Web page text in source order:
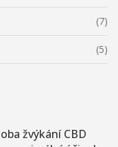
(7)
(5)
žvýkání CBD